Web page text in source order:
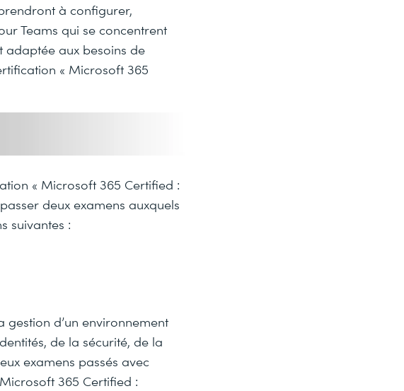
à configurer,
Teams qui se concentrent
aux besoins de
« Microsoft 365
« Microsoft 365 Certified :
deux examens auxquels
suivantes :
d’un environnement
de la sécurité, de la
examens passés avec
365 Certified :